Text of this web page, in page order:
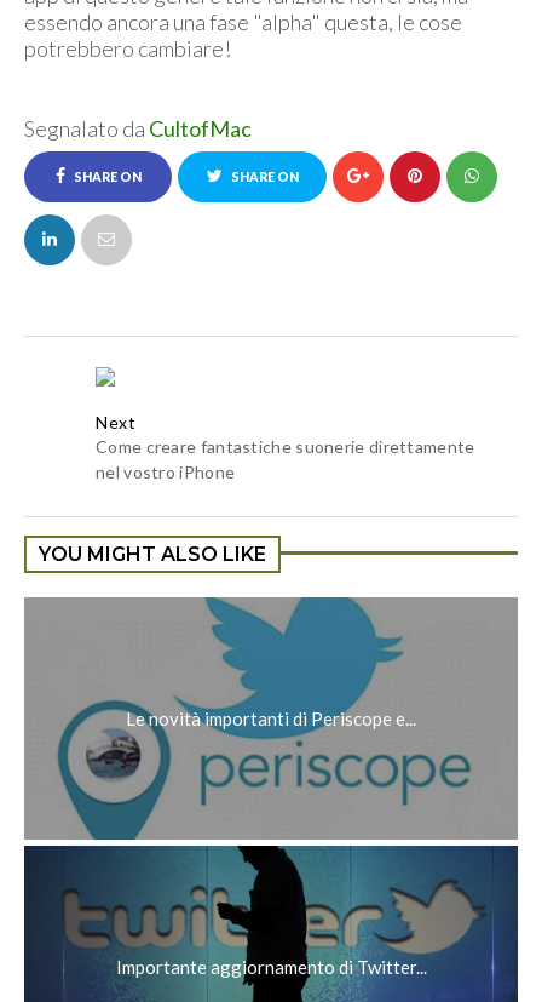
essendo ancora una fase "alpha" questa, le cose
potrebbero cambiare!
Segnalato da CultofMac
SHARE ON
FACEBOOK
SHARE ON
Next
Come creare fantastiche suonerie direttamente
nel vostro iPhone
YOU MIGHT ALSO LIKE
Le novità importanti di Periscope e...
Importante aggiornamento di Twitter...